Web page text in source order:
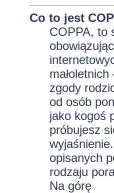
Co to jest
COPPA, to
zgody
od osób
jako kogoś
próbujesz
opisanych
rodzaju
Na górę